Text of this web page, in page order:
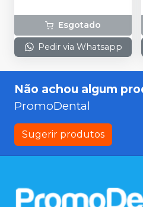
Esgotado
Pedir via Whatsapp
Não achou algum
PromoDental
Sugerir produtos